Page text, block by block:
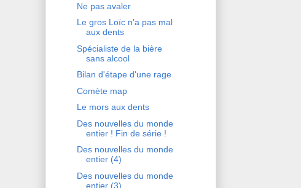
Ne pas avaler
Le gros Loïc n'a pas mal
aux dents
Spécialiste de la bière
sans alcool
Bilan d'étape d'une rage
Comète map
Le mors aux dents
Des nouvelles du monde
entier ! Fin de série !
Des nouvelles du monde
entier (4)
Des nouvelles du monde
entier (3)